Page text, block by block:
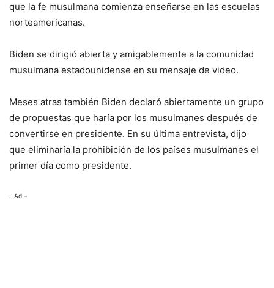
que la fe musulmana comienza enseñarse en las escuelas
norteamericanas.
Biden se dirigió abierta y amigablemente a la comunidad
musulmana estadounidense en su mensaje de video.
Meses atras también Biden declaró abiertamente un grupo
de propuestas que haría por los musulmanes después de
convertirse en presidente. En su última entrevista, dijo
que eliminaría la prohibición de los países musulmanes el
primer día como presidente.
– Ad –